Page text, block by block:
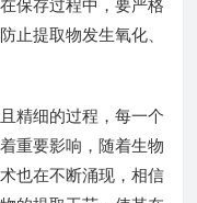
保存过程中，要严格
止提取物发生氧化、
精细的过程，每一个
重要影响，随着生物
也在不断涌现，相信